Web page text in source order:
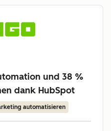
und 38 %
dank HubSpot
automatisieren